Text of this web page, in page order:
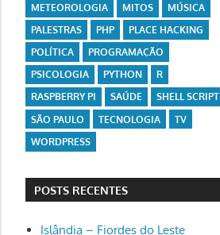
METEOROLOGIA
MITOS
MÚSICA
PALESTRAS
PHP
PLACE HACKING
POLÍTICA
PROGRAMAÇÃO
PSICOLOGIA
PYTHON
R
RASPBERRY PI
SAÚDE
SHELL SCRIPT
SÃO PAULO
TECNOLOGIA
TV
WORDPRESS
POSTS RECENTES
Islândia – Fiordes do Leste